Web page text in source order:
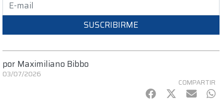
SUSCRIBIRME
por Maximiliano Bibbo
03/07/2026
COMPARTIR
Facebook
Twitter
mail